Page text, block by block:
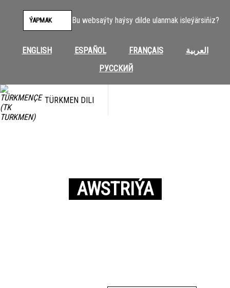
Bu websaýty haýsy dilde ulanmak isleýärsiňiz?
ENGLISH ESPAÑOL FRANÇAIS
العربية
РУССКИЙ
ÝAPMAK
TÜRKMEN DILI
AWSTRIÝA